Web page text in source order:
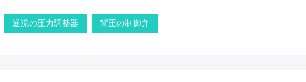
逆流の圧力調整器 背圧の制御弁